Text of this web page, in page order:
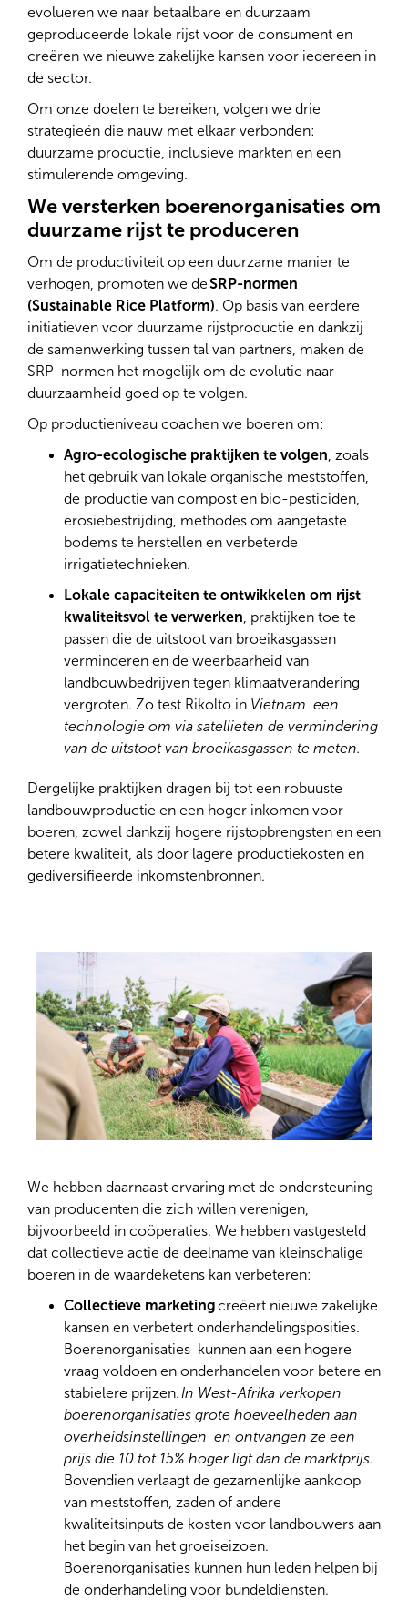
ontwerp en de goedkeuring van het Senegalese
nationale programma voor zelfvoorziening op vlak
van voedsel en werd uitgenodigd om mee te
discussiëren over een lonende prijs voor padie
Een sterkere boerenorganisatie
voor sterkere zakenrelaties
Rikolto heeft een lange ervaring in het
ondersteunen van producenten, zowel bij het
vormen van coöperaties vakbonden,
opbouwen van relaties met potentiële particuliere
Senegalese boerenbond FEBROPAzakelijke
dienstenaan 95% van haar leden, is ze een
gecertificeerde zaadleverancieren heeft zehaar
omzet verdubbeld. In 2019 verkochten de
boerenorganisaties (UNBRB, UNERIZ en CIRB)
80% van hun productie aanschoolkantines
het Nationaal Agentschap voor de
Burkina Faso. Malinese boeren hebben ook
bijgedragen aan het nationale
voedselzekerheidsreserve, door het “National
Office of Agricultural Products” (OPAM) te
voorzien van lokale Gambiaka-rijst, goed voor zo'n
€ 2 miljoen per jaar.
evolueren we naar betaalbare en duurzaam
geproduceerde lokale rijst voor de consument en
creëren we nieuwe zakelijke kansen voor iedereen in
de sector.
Om onze doelen te bereiken, volgen we drie
strategieën die nauw met elkaar verbonden:
duurzame productie, inclusieve markten en een
stimulerende omgeving.
We versterken boerenorganisaties om
duurzame rijst te produceren
Om de productiviteit op een duurzame manier te
verhogen, promoten we deSRP-normen
(Sustainable Rice Platform). Op basis van eerdere
initiatieven voor duurzame rijstproductie en dankzij
de samenwerking tussen tal van partners, maken de
SRP-normen het mogelijk om de evolutie naar
duurzaamheid goed op te volgen.
Op productieniveau coachen we boeren om:
Agro-ecologische praktijken te volgen , zoals
het gebruik van lokale organische meststoffen,
de productie van compost en bio-pesticiden,
erosiebestrijding, methodes om aangetaste
bodems te herstellen en verbeterde
irrigatietechnieken.
Lokale capaciteiten te ontwikkelen om rijst
kwaliteitsvol te verwerken , praktijken toe te
passen die de uitstoot van broeikasgassen
verminderen en de weerbaarheid van
landbouwbedrijven tegen klimaatverandering
vergroten. Zo test Rikolto in Vietnam een
technologie om via satellieten de vermindering
van de uitstoot van broeikasgassen te meten.
Dergelijke praktijken dragen bij tot een robuuste
landbouwproductie en een hoger inkomen voor
boeren, zowel dankzij hogere rijstopbrengsten en een
betere kwaliteit, als door lagere productiekosten en
gediversifieerde inkomstenbronnen.
We hebben daarnaast ervaring met de ondersteuning
van producenten die zich willen verenigen,
bijvoorbeeld in coöperaties. We hebben vastgesteld
dat collectieve actie de deelname van kleinschalige
boeren in de waardeketens kan verbeteren:
Collectieve marketingcreëert nieuwe zakelijke
kansen en verbetert onderhandelingsposities.
Boerenorganisaties kunnen aan een hogere
vraag voldoen en onderhandelen voor betere en
stabielere prijzen. In West-Afrika verkopen
boerenorganisaties grote hoeveelheden aan
overheidsinstellingen en ontvangen ze een
prijs die 10 tot 15% hoger ligt dan de marktprijs.
Bovendien verlaagt de gezamenlijke aankoop
van meststoffen, zaden of andere
kwaliteitsinputs de kosten voor landbouwers aan
het begin van het groeiseizoen.
Boerenorganisaties kunnen hun leden helpen bij
de onderhandeling voor bundeldiensten.